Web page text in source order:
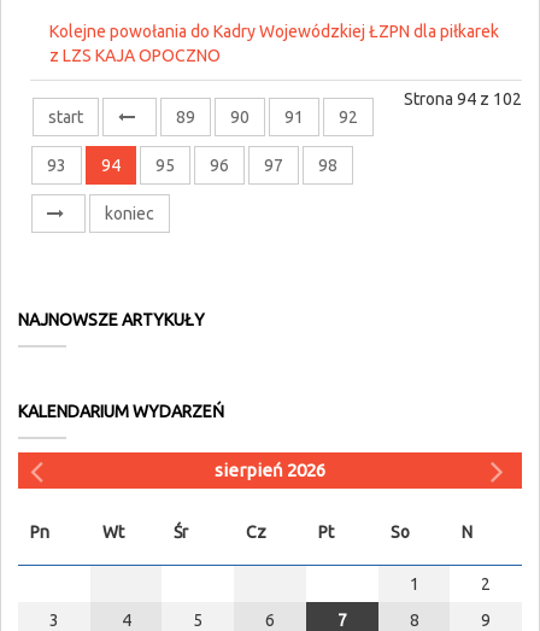
Kolejne powołania do Kadry Wojewódzkiej ŁZPN dla piłkarek
z LZS KAJA OPOCZNO
Strona 94 z 102
start
89 90 91 92
93 94 95 96 97 98
koniec
NAJNOWSZE ARTYKUŁY
KALENDARIUM WYDARZEŃ
sierpień 2026
Pn Wt Śr Cz Pt So N
1
2
3
4 5 6 7 8
9